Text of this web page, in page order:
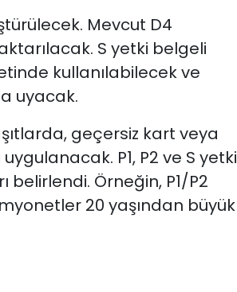
Mevcut D4
S yetki belgeli
kullanılabilecek ve
uyacak.
geçersiz kart veya
P1, P2 ve S yetki
Örneğin, P1/P2
20 yaşından büyük